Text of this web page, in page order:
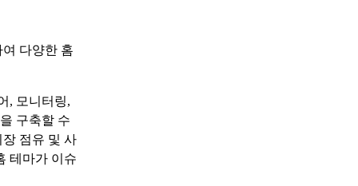
다양한 홈
, 모니터링,
구축할 수
점유 및 사
테마가 이슈